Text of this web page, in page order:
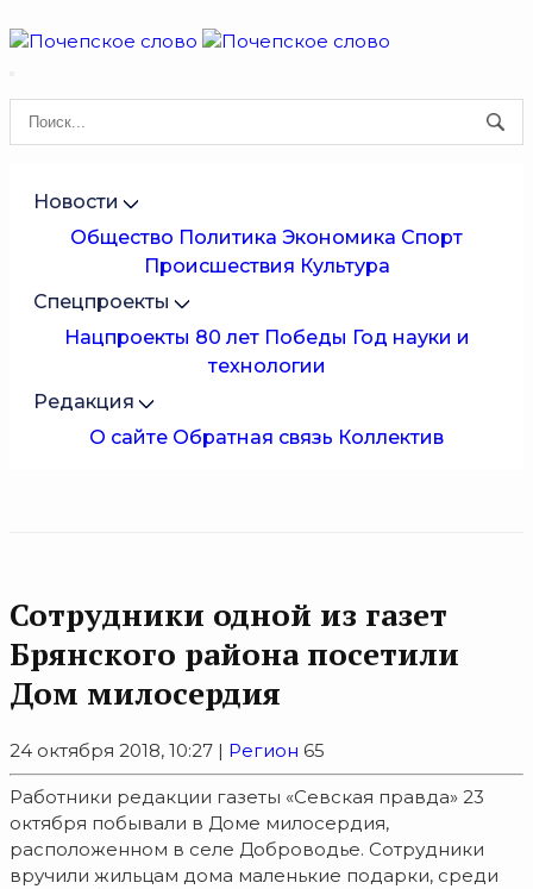
Новости
Общество Политика Экономика Спорт
Происшествия Культура
Спецпроекты
Нацпроекты 80 лет Победы Год науки и
технологии
Редакция
О сайте Обратная связь Коллектив
Сотрудники одной из газет
Брянского района посетили
Дом милосердия
24 октября 2018, 10:27 | Регион 65
Работники редакции газеты «Севская правда» 23
октября побывали в Доме милосердия,
расположенном в селе Доброводье. Сотрудники
вручили жильцам дома маленькие подарки, среди